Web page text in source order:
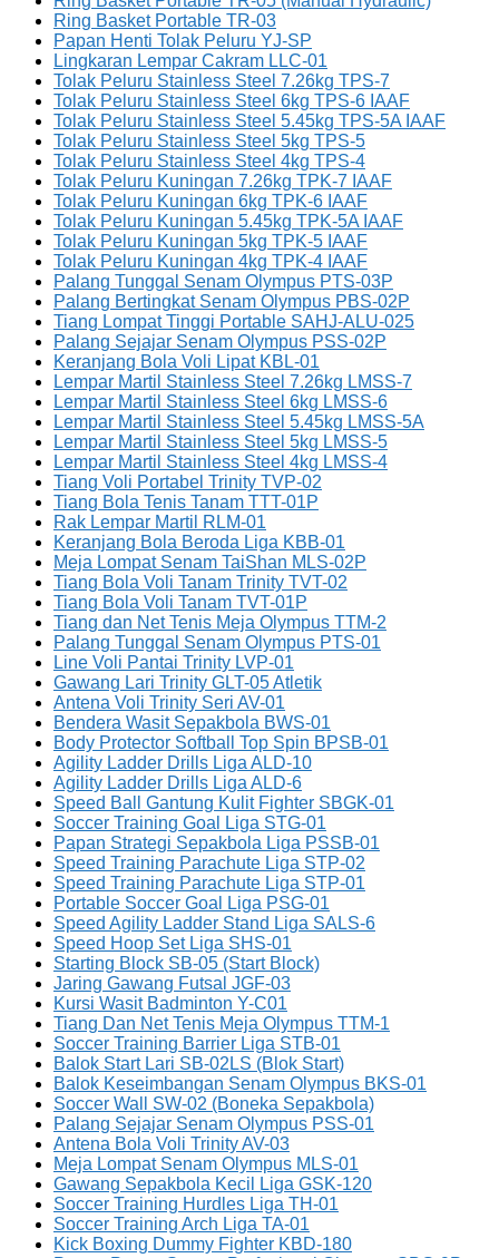
Ring Basket Portable TR-03
Papan Henti Tolak Peluru YJ-SP
Lingkaran Lempar Cakram LLC-01
Tolak Peluru Stainless Steel 7.26kg TPS-7
Tolak Peluru Stainless Steel 6kg TPS-6 IAAF
Tolak Peluru Stainless Steel 5.45kg TPS-5A IAAF
Tolak Peluru Stainless Steel 5kg TPS-5
Tolak Peluru Stainless Steel 4kg TPS-4
Tolak Peluru Kuningan 7.26kg TPK-7 IAAF
Tolak Peluru Kuningan 6kg TPK-6 IAAF
Tolak Peluru Kuningan 5.45kg TPK-5A IAAF
Tolak Peluru Kuningan 5kg TPK-5 IAAF
Tolak Peluru Kuningan 4kg TPK-4 IAAF
Palang Tunggal Senam Olympus PTS-03P
Palang Bertingkat Senam Olympus PBS-02P
Tiang Lompat Tinggi Portable SAHJ-ALU-025
Palang Sejajar Senam Olympus PSS-02P
Keranjang Bola Voli Lipat KBL-01
Lempar Martil Stainless Steel 7.26kg LMSS-7
Lempar Martil Stainless Steel 6kg LMSS-6
Lempar Martil Stainless Steel 5.45kg LMSS-5A
Lempar Martil Stainless Steel 5kg LMSS-5
Lempar Martil Stainless Steel 4kg LMSS-4
Tiang Voli Portabel Trinity TVP-02
Tiang Bola Tenis Tanam TTT-01P
Rak Lempar Martil RLM-01
Keranjang Bola Beroda Liga KBB-01
Meja Lompat Senam TaiShan MLS-02P
Tiang Bola Voli Tanam Trinity TVT-02
Tiang Bola Voli Tanam TVT-01P
Tiang dan Net Tenis Meja Olympus TTM-2
Palang Tunggal Senam Olympus PTS-01
Line Voli Pantai Trinity LVP-01
Gawang Lari Trinity GLT-05 Atletik
Antena Voli Trinity Seri AV-01
Bendera Wasit Sepakbola BWS-01
Body Protector Softball Top Spin BPSB-01
Agility Ladder Drills Liga ALD-10
Agility Ladder Drills Liga ALD-6
Speed Ball Gantung Kulit Fighter SBGK-01
Soccer Training Goal Liga STG-01
Papan Strategi Sepakbola Liga PSSB-01
Speed Training Parachute Liga STP-02
Speed Training Parachute Liga STP-01
Portable Soccer Goal Liga PSG-01
Speed Agility Ladder Stand Liga SALS-6
Speed Hoop Set Liga SHS-01
Starting Block SB-05 (Start Block)
Jaring Gawang Futsal JGF-03
Kursi Wasit Badminton Y-C01
Tiang Dan Net Tenis Meja Olympus TTM-1
Soccer Training Barrier Liga STB-01
Balok Start Lari SB-02LS (Blok Start)
Balok Keseimbangan Senam Olympus BKS-01
Soccer Wall SW-02 (Boneka Sepakbola)
Palang Sejajar Senam Olympus PSS-01
Antena Bola Voli Trinity AV-03
Meja Lompat Senam Olympus MLS-01
Gawang Sepakbola Kecil Liga GSK-120
Soccer Training Hurdles Liga TH-01
Soccer Training Arch Liga TA-01
Kick Boxing Dummy Fighter KBD-180